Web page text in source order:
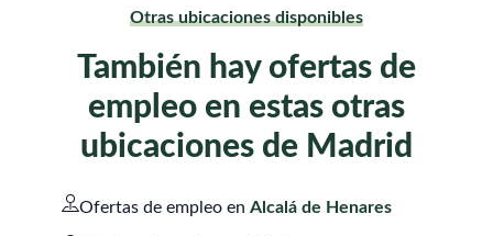
Otras ubicaciones disponibles
También hay ofertas de
empleo en estas otras
ubicaciones de Madrid
Ofertas de empleo en Alcalá de Henares